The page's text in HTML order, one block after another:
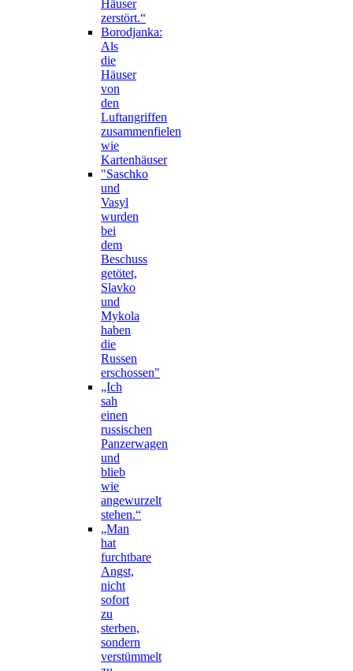
Häuser
zerstört.“
Borodjanka:
Als
die
Häuser
von
den
Luftangriffen
zusammenfielen
wie
Kartenhäuser
"Saschko
und
Vasyl
wurden
bei
dem
Beschuss
getötet,
Slavko
und
Mykola
haben
die
Russen
erschossen"
„Ich
sah
einen
russischen
Panzerwagen
und
blieb
wie
angewurzelt
stehen.“
„Man
hat
furchtbare
Angst,
nicht
sofort
zu
sterben,
sondern
verstümmelt